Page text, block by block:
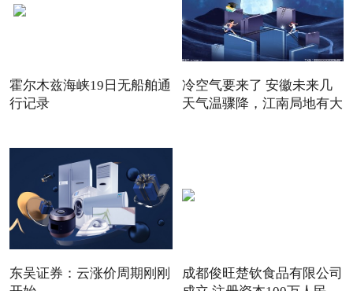
霍尔木兹海峡19日无船舶通
行记录
冷空气要来了 安徽未来几
天气温骤降，江南局地有大
东吴证券：云涨价周期刚刚
成都俊旺楚钦食品有限公司